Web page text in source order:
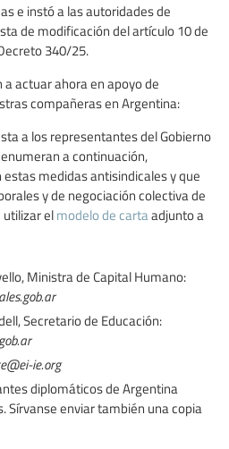
e instó a las autoridades de
de modificación del artículo 10 de
340/25.
a actuar ahora en apoyo de
compañeras en Argentina:
a los representantes del Gobierno
a continuación,
medidas antisindicales y que
y de negociación colectiva de
utilizar el modelo de carta adjunto a
Ministra de Capital Humano:
Secretario de Educación:
ie.org
diplomáticos de Argentina
Sírvanse enviar también una copia